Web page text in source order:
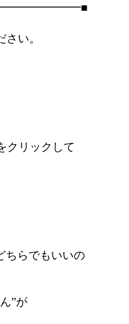
い。
クリックして
ちらでもいいの
”が